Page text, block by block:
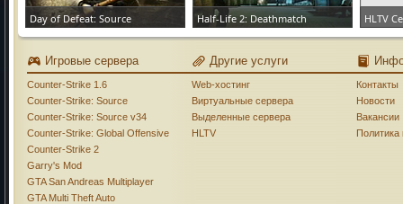
Day of Defeat: Source
ЗАКАЗАТЬ СЕРВЕР
Half-Life 2: Deathmatch
ЗАКАЗАТЬ СЕРВЕР
HLTV
Игровые сервера
Counter-Strike 1.6
Counter-Strike: Source
Counter-Strike: Source v34
Counter-Strike: Global Offensive
Counter-Strike 2
Garry's Mod
GTA San Andreas Multiplayer
GTA Multi Theft Auto
Другие услуги
Web-хостинг
Виртуальные сервера
Выделенные сервера
HLTV
Контакты
Новости
Вакансии
Политика